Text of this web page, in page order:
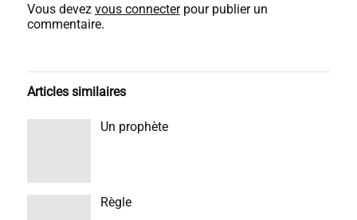
Vous devez vous connecterpour publier un
commentaire.
Articles similaires
Un prophète
Règle